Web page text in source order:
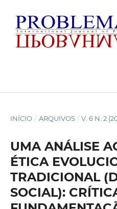
INÍCIO / ARQUIVOS / V. 6 N. 2
UMA ANÁLISE
ÉTICA
TRADICIONAL
SOCIAL):